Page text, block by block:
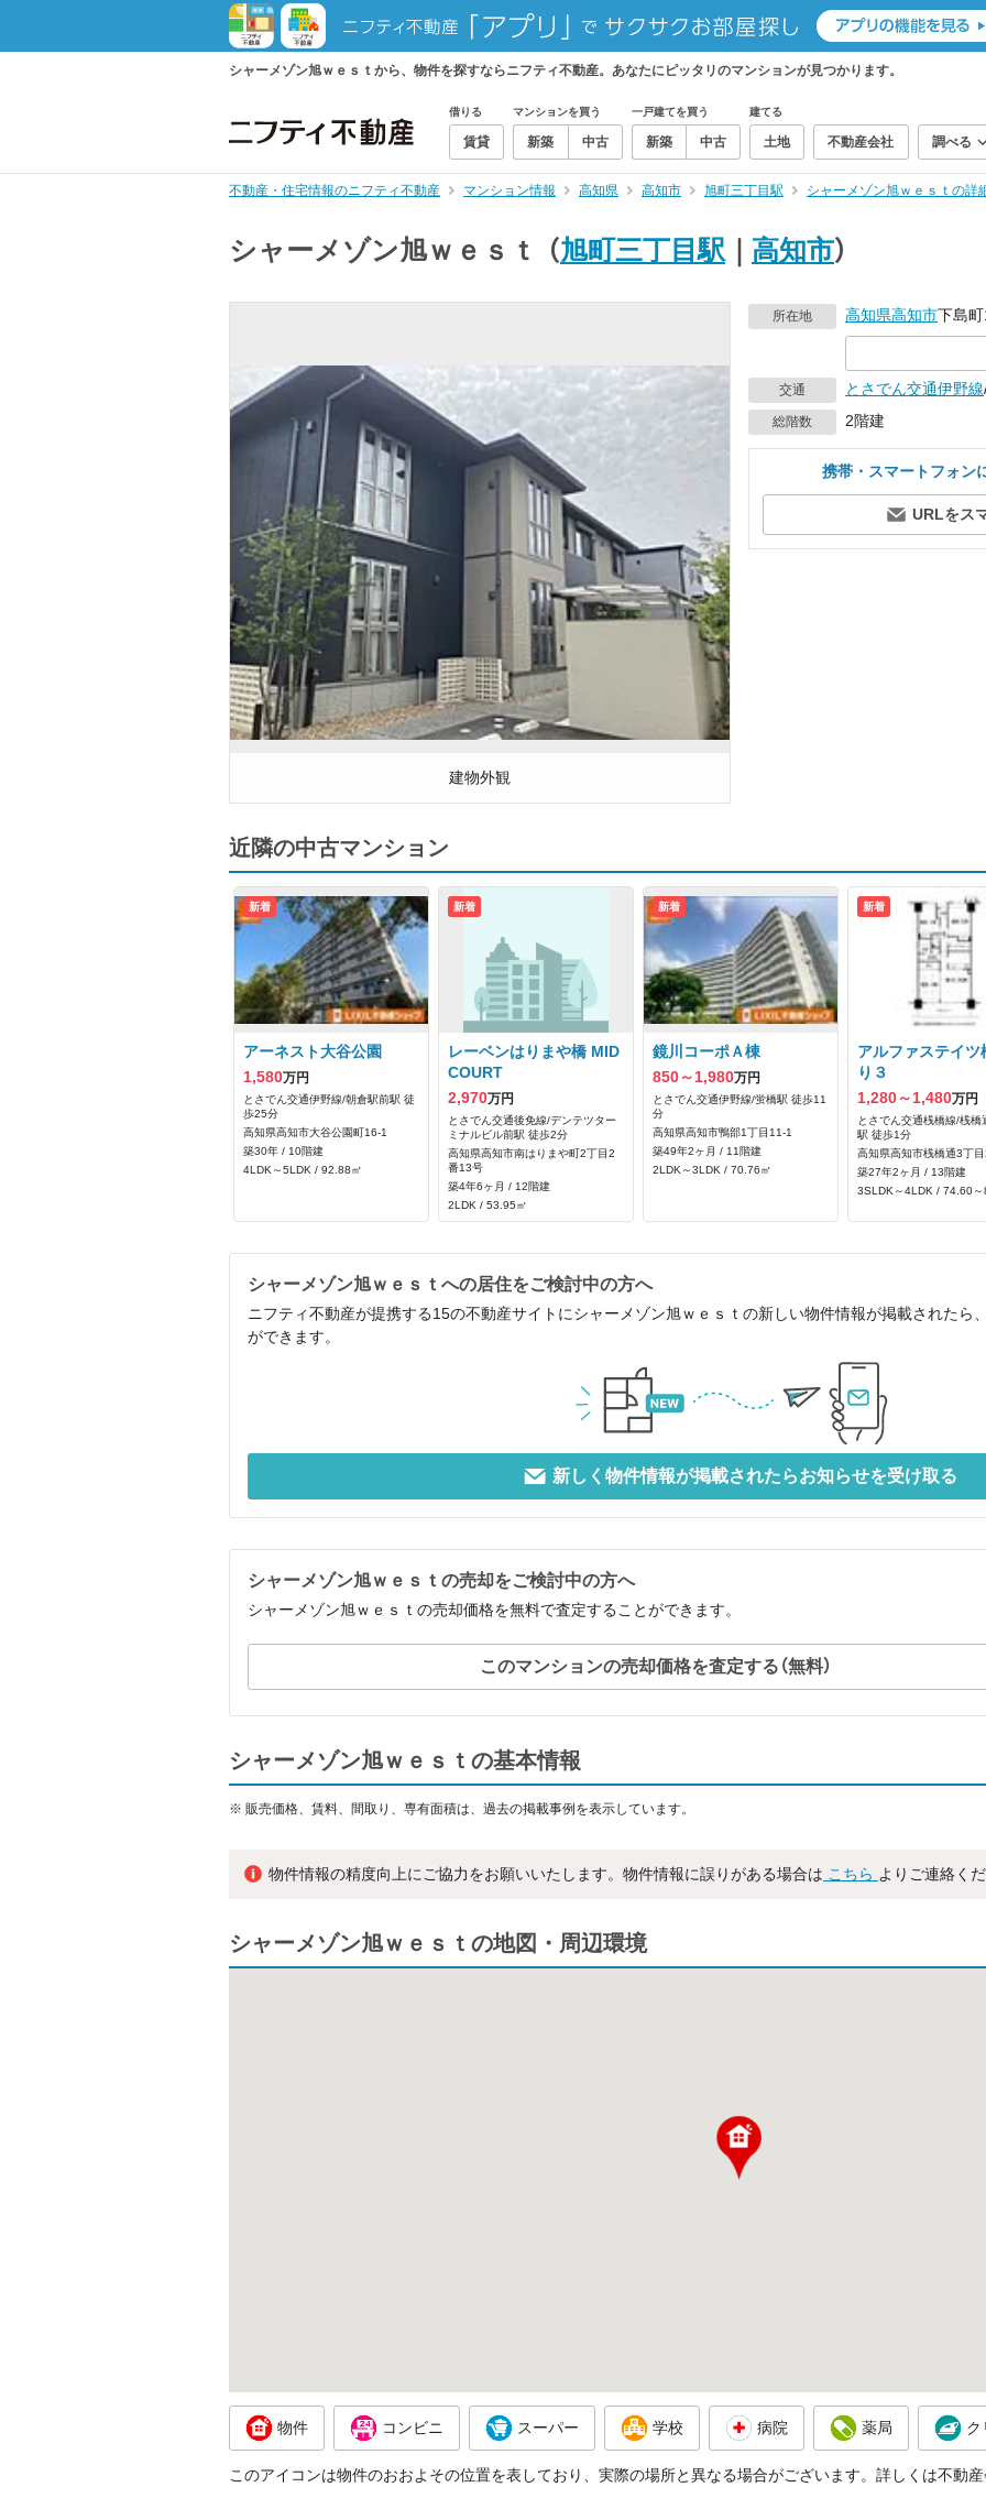
シャーメゾン旭ｗｅｓｔから、物件を探すならニフティ不動産。あなたにピッタリのマンションが見つかります。
借りる
賃貸
マンションを買う
新築 中古
一戸建てを買う
新築 中古
建てる
土地 不動産会社 調べる
不動産・住宅情報のニフティ不動産 マンション情報 高知県 高知市 旭町三丁目駅 シャーメゾン旭ｗｅｓｔの詳
シャーメゾン旭ｗｅｓｔ （旭町三丁目駅 高知市）
建物外観
所在地 高知県高知市下島
交通 とさでん交通伊野線
総階数 2階建
携帯・スマートフォン
URLをス
近隣の中古マンション
新着
アーネスト大谷公園
1,580万円
とさでん交通伊野線/朝倉駅前駅 徒
歩25分
高知県高知市大谷公園町16-1
築30年 / 10階建
4LDK～5LDK / 92.88㎡
新着
レーベンはりまや橋 MID
COURT
2,970万円
とさでん交通後免線/デンテツター
ミナルビル前駅 徒歩2分
高知県高知市南はりまや町2丁目2
番13号
築4年6ヶ月 / 12階建
2LDK / 53.95㎡
新着
鏡川コーポＡ棟
850～1,980万円
とさでん交通伊野線/蛍橋駅 徒歩11
分
高知県高知市鴨部1丁目11-1
築49年2ヶ月 / 11階建
2LDK～3LDK / 70.76㎡
新着
アルファステイツ
り３
1,280～1,480万円
とさでん交通桟橋線/桟橋
駅 徒歩1分
高知県高知市桟橋通3丁
築27年2ヶ月 / 13階建
3SLDK～4LDK / 74.60
シャーメゾン旭ｗｅｓｔへの居住をご検討中の方へ
ニフティ不動産が提携する15の不動産サイトにシャーメゾン旭ｗｅｓｔの新しい物件情報が掲載されたら
ができます。
新しく物件情報が掲載されたらお知らせを受け取る
シャーメゾン旭ｗｅｓｔの売却をご検討中の方へ
シャーメゾン旭ｗｅｓｔの売却価格を無料で査定することができます。
このマンションの売却価格を査定する（無料）
シャーメゾン旭ｗｅｓｔの基本情報
※ 販売価格、賃料、間取り、専有面積は、過去の掲載事例を表示しています。
物件情報の精度向上にご協力をお願いいたします。物件情報に誤りがある場合は こちら よりご連絡く
シャーメゾン旭ｗｅｓｔの地図・周辺環境
物件 コンビニ スーパー 学校 病院 薬局 ク
このアイコンは物件のおおよその位置を表しており、実際の場所と異なる場合がございます。詳しくは不動